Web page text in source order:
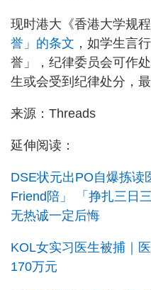
现时港大《香港大学规
誉」的条文 ，如学生言
誉」，纪律委员会可作
生或会受到纪律处分，
来源：Threads
延伸阅读：
DSE状元出PO自爆拣读
Friend陪」 「挣扎三日
无热诚一定后悔
KOL女实习医生被捕｜
170万元